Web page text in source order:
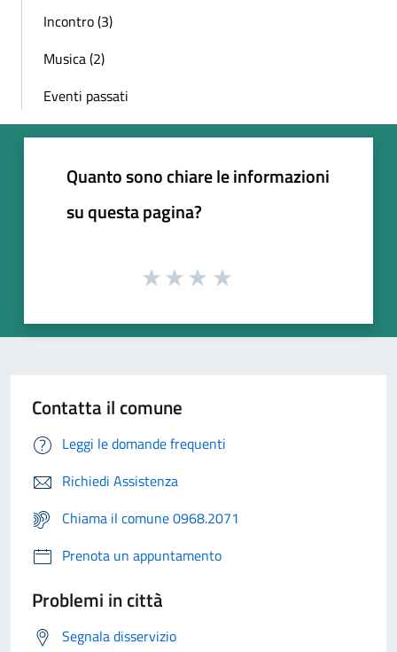
Incontro (3)
Musica (2)
Eventi passati
Quanto sono chiare le informazioni
su questa pagina?
Contatta il comune
Leggi le domande frequenti
Richiedi Assistenza
Chiama il comune 0968.2071
Prenota un appuntamento
Problemi in città
Segnala disservizio